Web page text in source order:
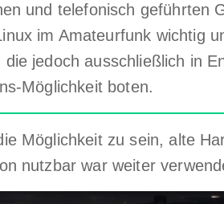
und telefonisch geführten
im Amateurfunk wichtig
jedoch ausschließlich in
Möglichkeit boten.
Möglichkeit zu sein, alte
nutzbar war weiter